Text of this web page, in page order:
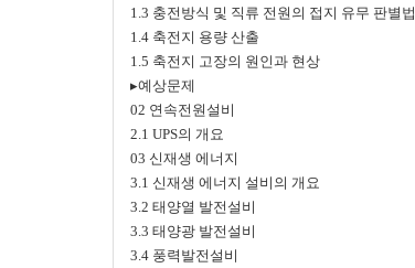
1.3 충전방식 및 직류 전원의 접지 유무 판별법
1.4 축전지 용량 산출
1.5 축전지 고장의 원인과 현상
▸예상문제
02 연속전원설비
2.1 UPS의 개요
03 신재생 에너지
3.1 신재생 에너지 설비의 개요
3.2 태양열 발전설비
3.3 태양광 발전설비
3.4 풍력발전설비